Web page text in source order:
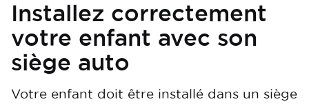
Installez correctement
votre enfant avec son
siège auto
Votre enfant doit être installé dans un siège